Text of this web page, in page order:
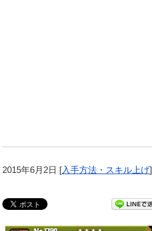
2015年6月2日 [入手方法・スキル上げ]